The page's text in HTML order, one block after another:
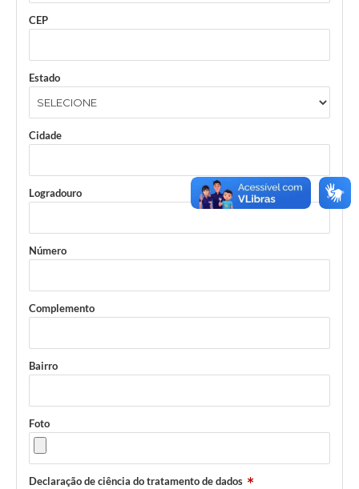
CEP
Estado
Cidade
Logradouro
Número
Complemento
Bairro
Foto
Declaração de ciência do tratamento de dados